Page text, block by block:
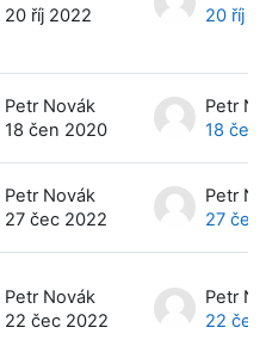
20 říj 2022
20 říj
Petr Novák
18 čen 2020
Petr
18 čen
Petr Novák
27 čec 2022
Petr
27 čec
Petr Novák
22 čec 2022
Petr
22